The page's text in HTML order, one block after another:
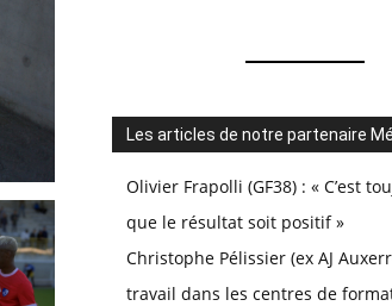
Les articles de notre partenaire
Olivier Frapolli (GF38) : « C’est
que le résultat soit positif »
Christophe Pélissier (ex AJ
travail dans les centres de